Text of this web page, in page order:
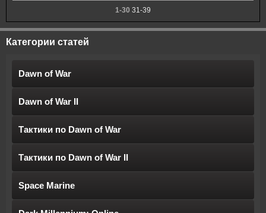
1-30 31-39
Категории статей
Dawn of War
Dawn of War II
Тактики по Dawn of War
Тактики по Dawn of War II
Space Marine